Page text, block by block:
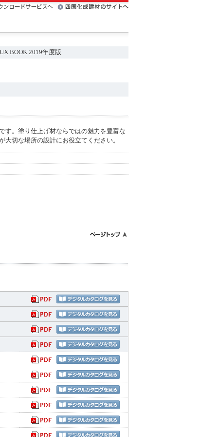
BOOK 2019年度版
す。塗り仕上げ材ならではの魅力を豊富な
切な場所の設計にお役立てください。